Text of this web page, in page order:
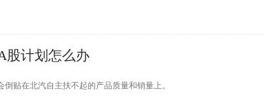
股计划怎么办
贴在北汽自主扶不起的产品质量和销量上。